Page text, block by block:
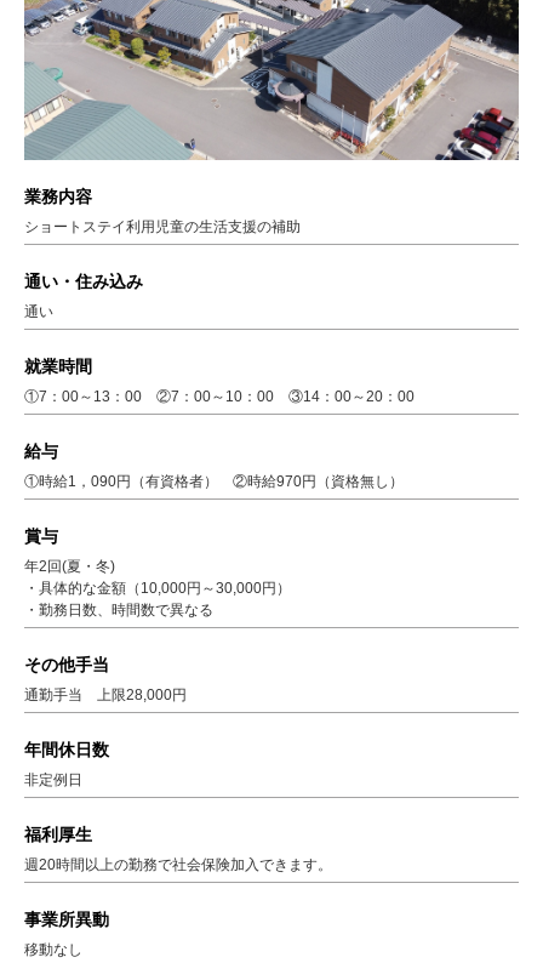
業務内容
ショートステイ利用児童の生活支援の補助
通い・住み込み
通い
就業時間
①7：00～13：00 ②7：00～10：00 ③14：00～20：00
給与
①時給1，090円（有資格者） ②時給970円（資格無し）
賞与
年2回(夏・冬)
・具体的な金額（10,000円～30,000円）
・勤務日数、時間数で異なる
その他手当
通勤手当 上限28,000円
年間休日数
非定例日
福利厚生
週20時間以上の勤務で社会保険加入できます。
事業所異動
移動なし